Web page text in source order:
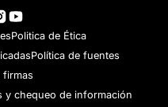
Politica de Ética
Política de fuentes
firmas
y chequeo de información